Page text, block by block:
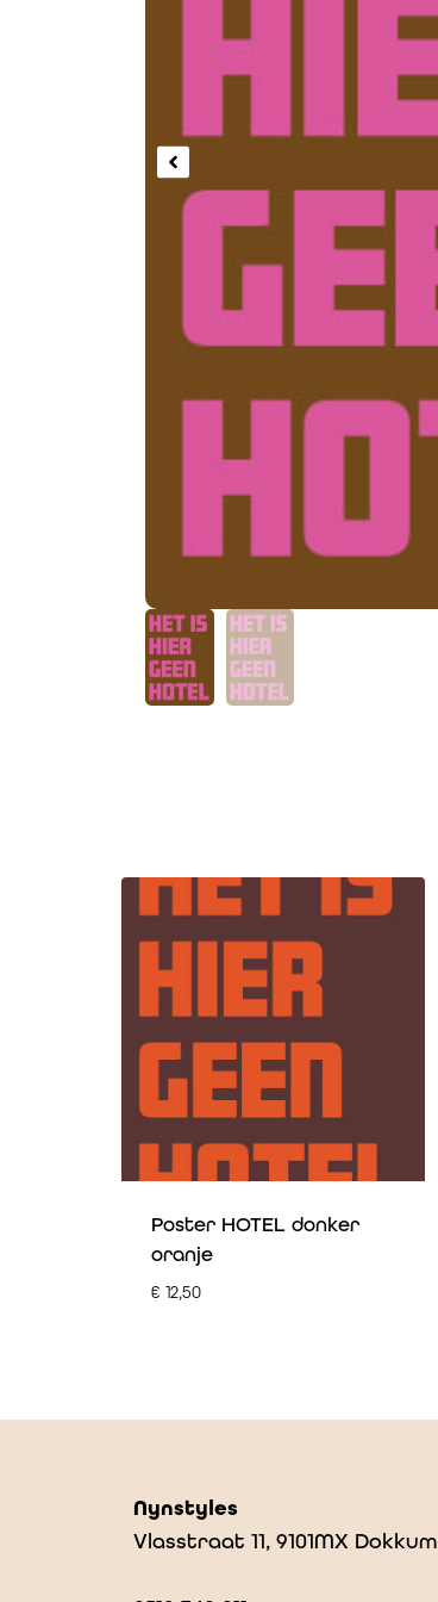
Poster HOTEL donker
oranje
€ 12,50
Nynstyles
Vlasstraat 11, 9101MX Dokkum